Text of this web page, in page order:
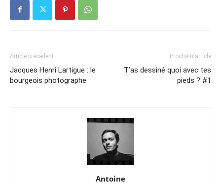
Article précédent
Jacques Henri Lartigue : le
bourgeois photographe
Prochain article
T’as dessiné quoi avec tes
pieds ? #1
Antoine